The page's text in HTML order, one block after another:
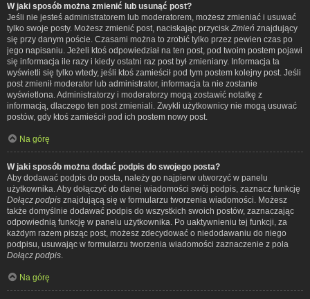
W jaki sposób można zmienić lub usunąć post?
Jeśli nie jesteś administratorem lub moderatorem, możesz zmieniać i usuwać
tylko swoje posty. Możesz zmienić post, naciskając przycisk Zmień znajdujący
się przy danym poście. Czasami można to zrobić tylko przez pewien czas po
jego napisaniu. Jeżeli ktoś odpowiedział na ten post, pod twoim postem pojawi
się informacja ile razy i kiedy ostatni raz post był zmieniany. Informacja ta
wyświetli się tylko wtedy, jeśli ktoś zamieścił pod tym postem kolejny post. Jeśli
post zmienił moderator lub administrator, informacja ta nie zostanie
wyświetlona. Administratorzy i moderatorzy mogą zostawić notatkę z
informacją, dlaczego ten post zmieniali. Zwykli użytkownicy nie mogą usuwać
postów, gdy ktoś zamieścił pod ich postem nowy post.
Na górę
W jaki sposób można dodać podpis do swojego posta?
Aby dodawać podpis do posta, należy go najpierw utworzyć w panelu
użytkownika. Aby dołączyć do danej wiadomości swój podpis, zaznacz funkcję
Dołącz podpis znajdującą się w formularzu tworzenia wiadomości. Możesz
także domyślnie dodawać podpis do wszystkich swoich postów, zaznaczając
odpowiednią funkcję w panelu użytkownika. Po uaktywnieniu tej funkcji, za
każdym razem pisząc post, możesz zdecydować o niedodawaniu do niego
podpisu, usuwając w formularzu tworzenia wiadomości zaznaczenie z pola
Dołącz podpis
Na górę